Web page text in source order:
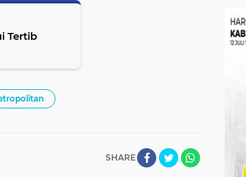
Tertib
SHARE